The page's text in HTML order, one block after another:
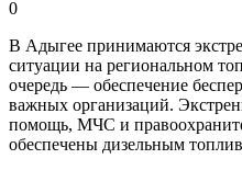
0
В Адыгее принимаются
ситуации на региональном
очередь — обеспечение
важных организаций.
помощь, МЧС и
обеспечены дизельным